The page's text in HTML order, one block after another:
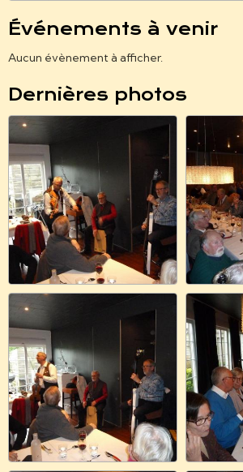
Événements à venir
Aucun évènement à afficher.
Dernières photos